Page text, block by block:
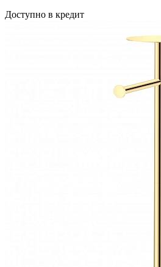
Доступно в кредит